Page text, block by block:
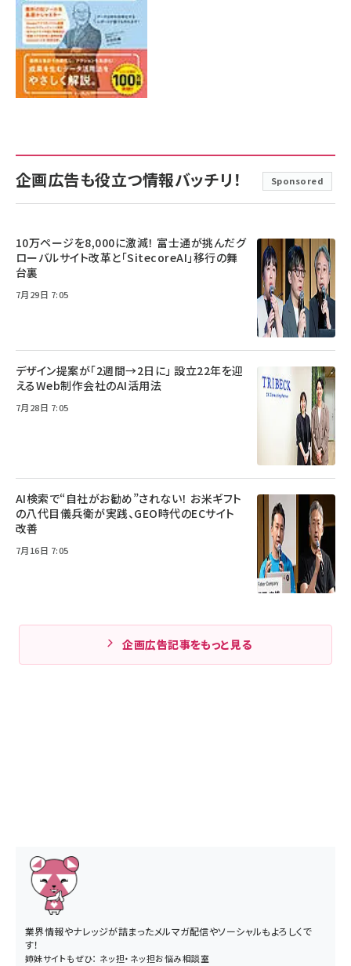
企画広告も役立つ情報バッチリ！ Sponsored
10万ページを8,000に激減！ 富士通が挑んだグ
ローバルサイト改革と「SitecoreAI」移行の舞
台裏
7月29日 7:05
デザイン提案が「2週間→2日に」 設立22年を迎
えるWeb制作会社のAI活用法
7月28日 7:05
AI検索で“自社がお勧め”されない！ お米ギフト
の八代目儀兵衛が実践、GEO時代のECサイト
改善
7月16日 7:05
企画広告記事をもっと見る
業界情報やナレッジが詰まったメルマガ配信やソーシャルもよろしくで
す！
姉妹サイトもぜひ： ネッ担・ ネッ担お悩み相談室